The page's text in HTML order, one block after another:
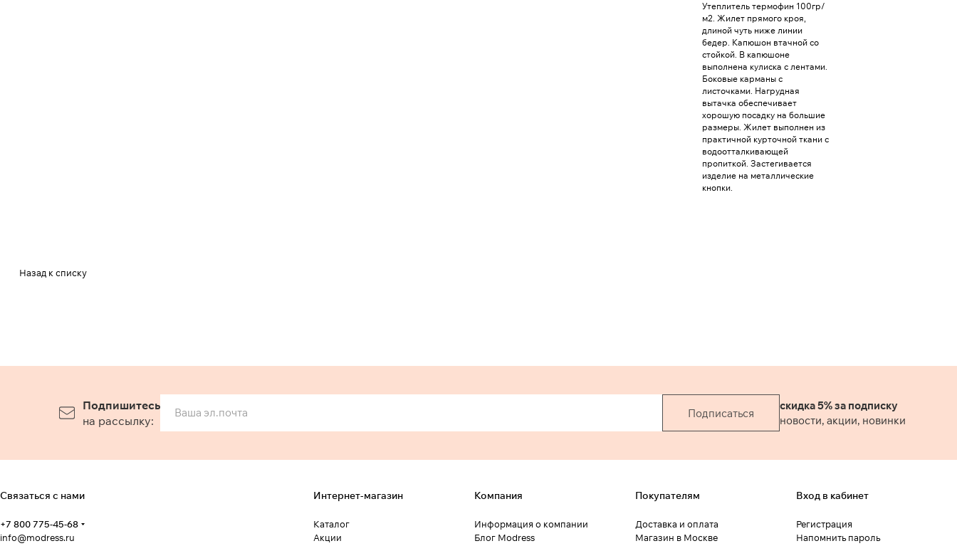
Утеплитель термофин 100гр/
м2. Жилет прямого кроя,
длиной чуть ниже линии
бедер. Капюшон втачной со
стойкой. В капюшоне
выполнена кулиска с лентами.
Боковые карманы с
листочками. Нагрудная
вытачка обеспечивает
хорошую посадку на большие
размеры. Жилет выполнен из
практичной курточной ткани с
водоотталкивающей
пропиткой. Застегивается
изделие на металлические
кнопки.
Назад к списку
Подпишитесь
на рассылку:
Подписаться
скидка 5% за подписку
новости, акции, новинки
Связаться с нами
+7 800 775-45-68
info@modress.ru
Интернет-магазин
Каталог
Акции
Компания
Информация о компании
Блог Modress
Покупателям
Доставка и оплата
Магазин в Москве
Вход в кабинет
Регистрация
Напомнить пароль